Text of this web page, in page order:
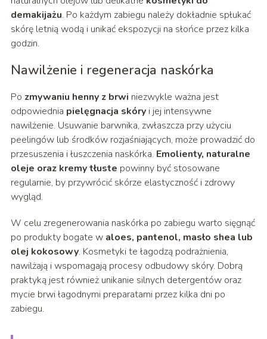
demakijażu. Po każdym zabiegu należy dokładnie spłukać
skórę letnią wodą i unikać ekspozycji na słońce przez kilka
godzin.
Nawilżenie i regeneracja naskórka
Po zmywaniu henny z brwi niezwykle ważna jest
odpowiednia pielęgnacja skóryi jej intensywne
nawilżenie. Usuwanie barwnika, zwłaszcza przy użyciu
peelingów lub środków rozjaśniających, może prowadzić do
przesuszenia i łuszczenia naskórka. Emolienty, naturalne
oleje oraz kremy tłuste powinny być stosowane
regularnie, by przywrócić skórze elastyczność i zdrowy
wygląd.
W celu zregenerowania naskórka po zabiegu warto sięgnąć
po produkty bogate w aloes, pantenol, masło shea lub
olej kokosowy. Kosmetyki te łagodzą podrażnienia,
nawilżają i wspomagają procesy odbudowy skóry. Dobrą
praktyką jest również unikanie silnych detergentów oraz
mycie brwi łagodnymi preparatami przez kilka dni po
zabiegu.